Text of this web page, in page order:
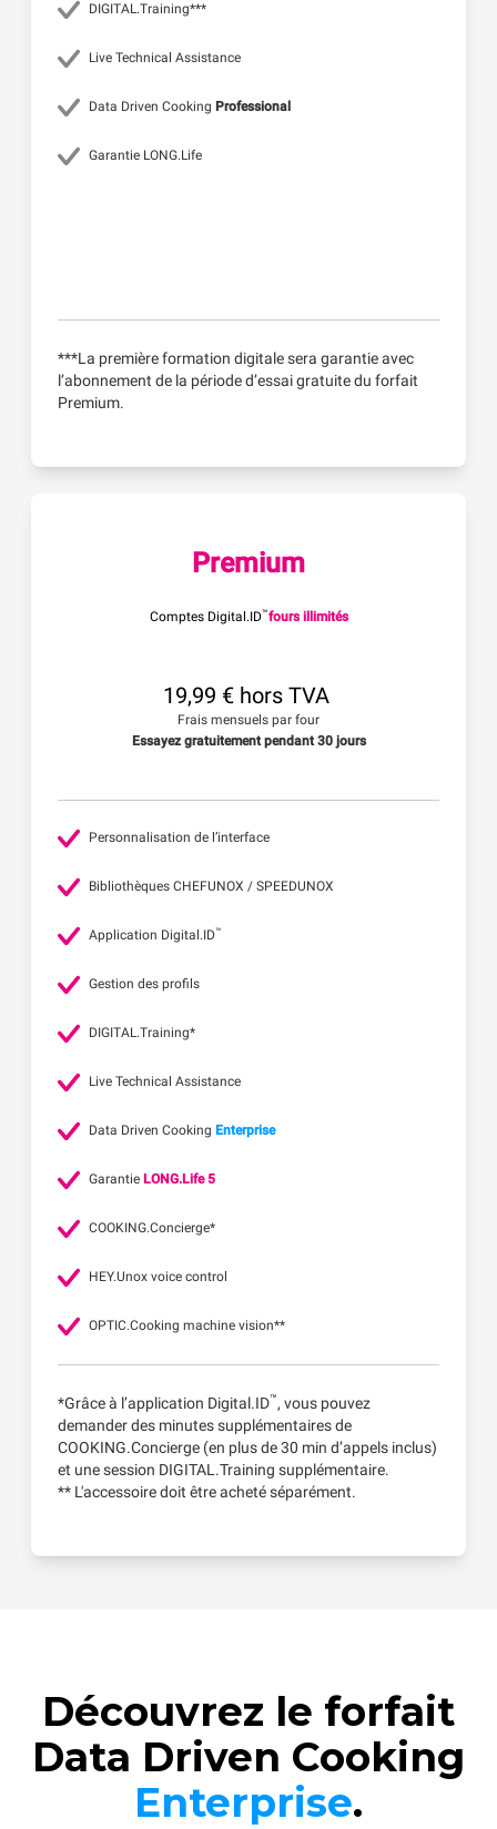
DIGITAL.Training***
Live Technical Assistance
Data Driven Cooking Professional
Garantie LONG.Life
***La première formation digitale sera garantie avec
l’abonnement de la période d’essai gratuite du forfait
Premium.
Premium
Comptes Digital.ID™fours illimités
19,99 € hors TVA
Frais mensuels par four
Essayez gratuitement pendant 30 jours
Personnalisation de l’interface
Bibliothèques CHEFUNOX / SPEEDUNOX
Application Digital.ID™
Gestion des profils
DIGITAL.Training*
Live Technical Assistance
Data Driven Cooking Enterprise
Garantie LONG.Life 5
COOKING.Concierge*
HEY.Unox voice control
OPTIC.Cooking machine vision**
*Grâce à l’application Digital.ID™, vous pouvez
demander des minutes supplémentaires de
COOKING.Concierge (en plus de 30 min d’appels inclus)
et une session DIGITAL.Training supplémentaire.
** L'accessoire doit être acheté séparément.
Découvrez le forfait
Data Driven Cooking
Enterprise.